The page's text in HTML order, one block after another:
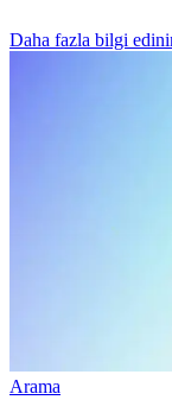
Daha fazla bilgi
Arama